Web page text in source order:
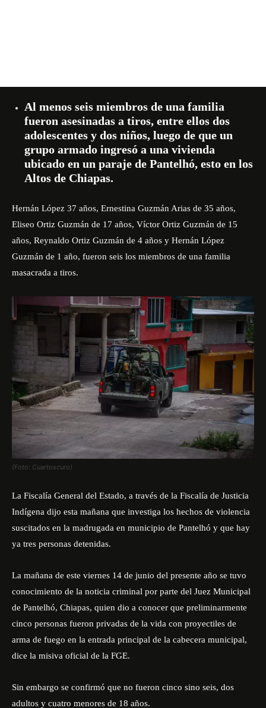
Al menos seis miembros de una familia
fueron asesinadas a tiros, entre ellos dos
adolescentes y dos niños, luego de que un
grupo armado ingresó a una vivienda
ubicado en un paraje de Pantelhó, esto en los
Altos de Chiapas.
Hernán López 37 años, Ernestina Guzmán Arias de 35 años,
Eliseo Ortiz Guzmán de 17 años, Víctor Ortiz Guzmán de 15
años, Reynaldo Ortiz Guzmán de 4 años y Hernán López
Guzmán de 1 año, fueron seis los miembros de una familia
masacrada a tiros.
(Foto: Cuartoscuro)
La Fiscalía General del Estado, a través de la Fiscalía de Justicia
Indígena dijo esta mañana que investiga los hechos de violencia
suscitados en la madrugada en municipio de Pantelhó y que hay
ya tres personas detenidas.
La mañana de este viernes 14 de junio del presente año se tuvo
conocimiento de la noticia criminal por parte del Juez Municipal
de Pantelhó, Chiapas, quien dio a conocer que preliminarmente
cinco personas fueron privadas de la vida con proyectiles de
arma de fuego en la entrada principal de la cabecera municipal,
dice la misiva oficial de la FGE.
Sin embargo se confirmó que no fueron cinco sino seis, dos
adultos y cuatro menores de 18 años.